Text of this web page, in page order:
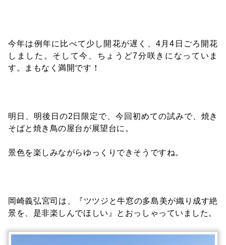
今年は例年に比べて少し開花が遅く、4月4日ごろ開花
しました。そして今、ちょうど7分咲きになっていま
す。まもなく満開です！
明日、明後日の2日限定で、今回初めての試みで、焼き
そばと焼き鳥の屋台が展望台に。
景色を楽しみながらゆっくりできそうですね。
岡崎義弘宮司は、『ツツジと牛窓の多島美が織り成す絶
景を、是非楽しんでほしい』とおっしゃっていました。